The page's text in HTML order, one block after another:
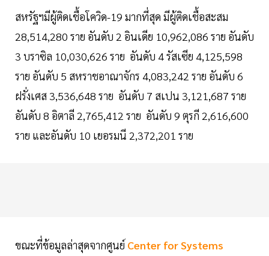
สหรัฐฯมีผู้ติดเชื้อโควิด-19 มากที่สุด มีผู้ติดเชื้อสะสม
28,514,280 ราย อันดับ 2 อินเดีย 10,962,086 ราย อันดับ
3 บราซิล 10,030,626 ราย อันดับ 4 รัสเซีย 4,125,598
ราย อันดับ 5 สหราชอาณาจักร 4,083,242 ราย อันดับ 6
ฝรั่งเศส 3,536,648 ราย อันดับ 7 สเปน 3,121,687 ราย
อันดับ 8 อิตาลี 2,765,412 ราย อันดับ 9 ตุรกี 2,616,600
ราย และอันดับ 10 เยอรมนี 2,372,201 ราย
ขณะที่ข้อมูลล่าสุดจากศูนย์ Center for Systems